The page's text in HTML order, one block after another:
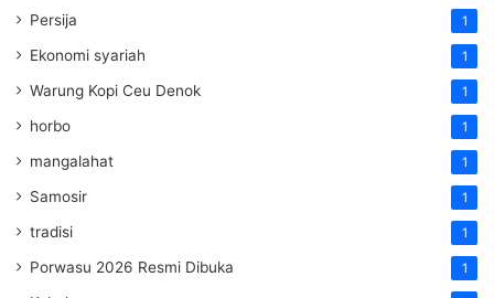
Persija 1
Ekonomi syariah 1
Warung Kopi Ceu Denok 1
horbo 1
mangalahat 1
Samosir 1
tradisi 1
Porwasu 2026 Resmi Dibuka 1